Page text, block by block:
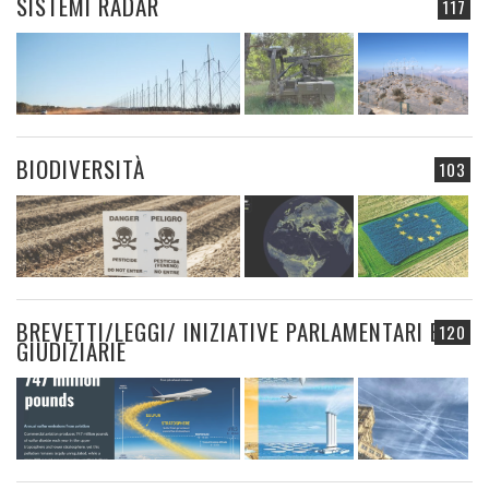
117
103
BIODIVERSITÀ
120
BREVETTI/LEGGI/ INIZIATIVE PARLAMENTARI E
GIUDIZIARIE